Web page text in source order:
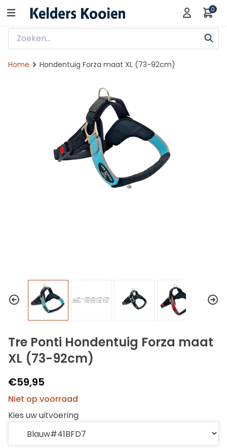
0
Home Hondentuig Forza maat XL (73-92cm)
Tre Ponti Hondentuig Forza maat
XL (73-92cm)
€59,95
Niet op voorraad
Kies uw uitvoering